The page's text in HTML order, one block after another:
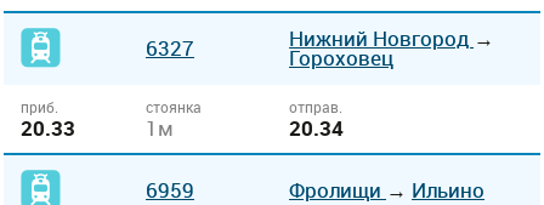
6327 Нижний Новгород →
Гороховец
приб.
20.33
стоянка
1м
отправ.
20.34
6959 Фролищи → Ильино